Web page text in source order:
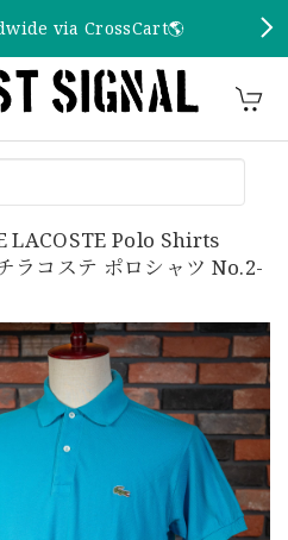
via CrossCart🌎️
LACOSTE Polo Shirts
ラコステ ポロシャツ No.2-